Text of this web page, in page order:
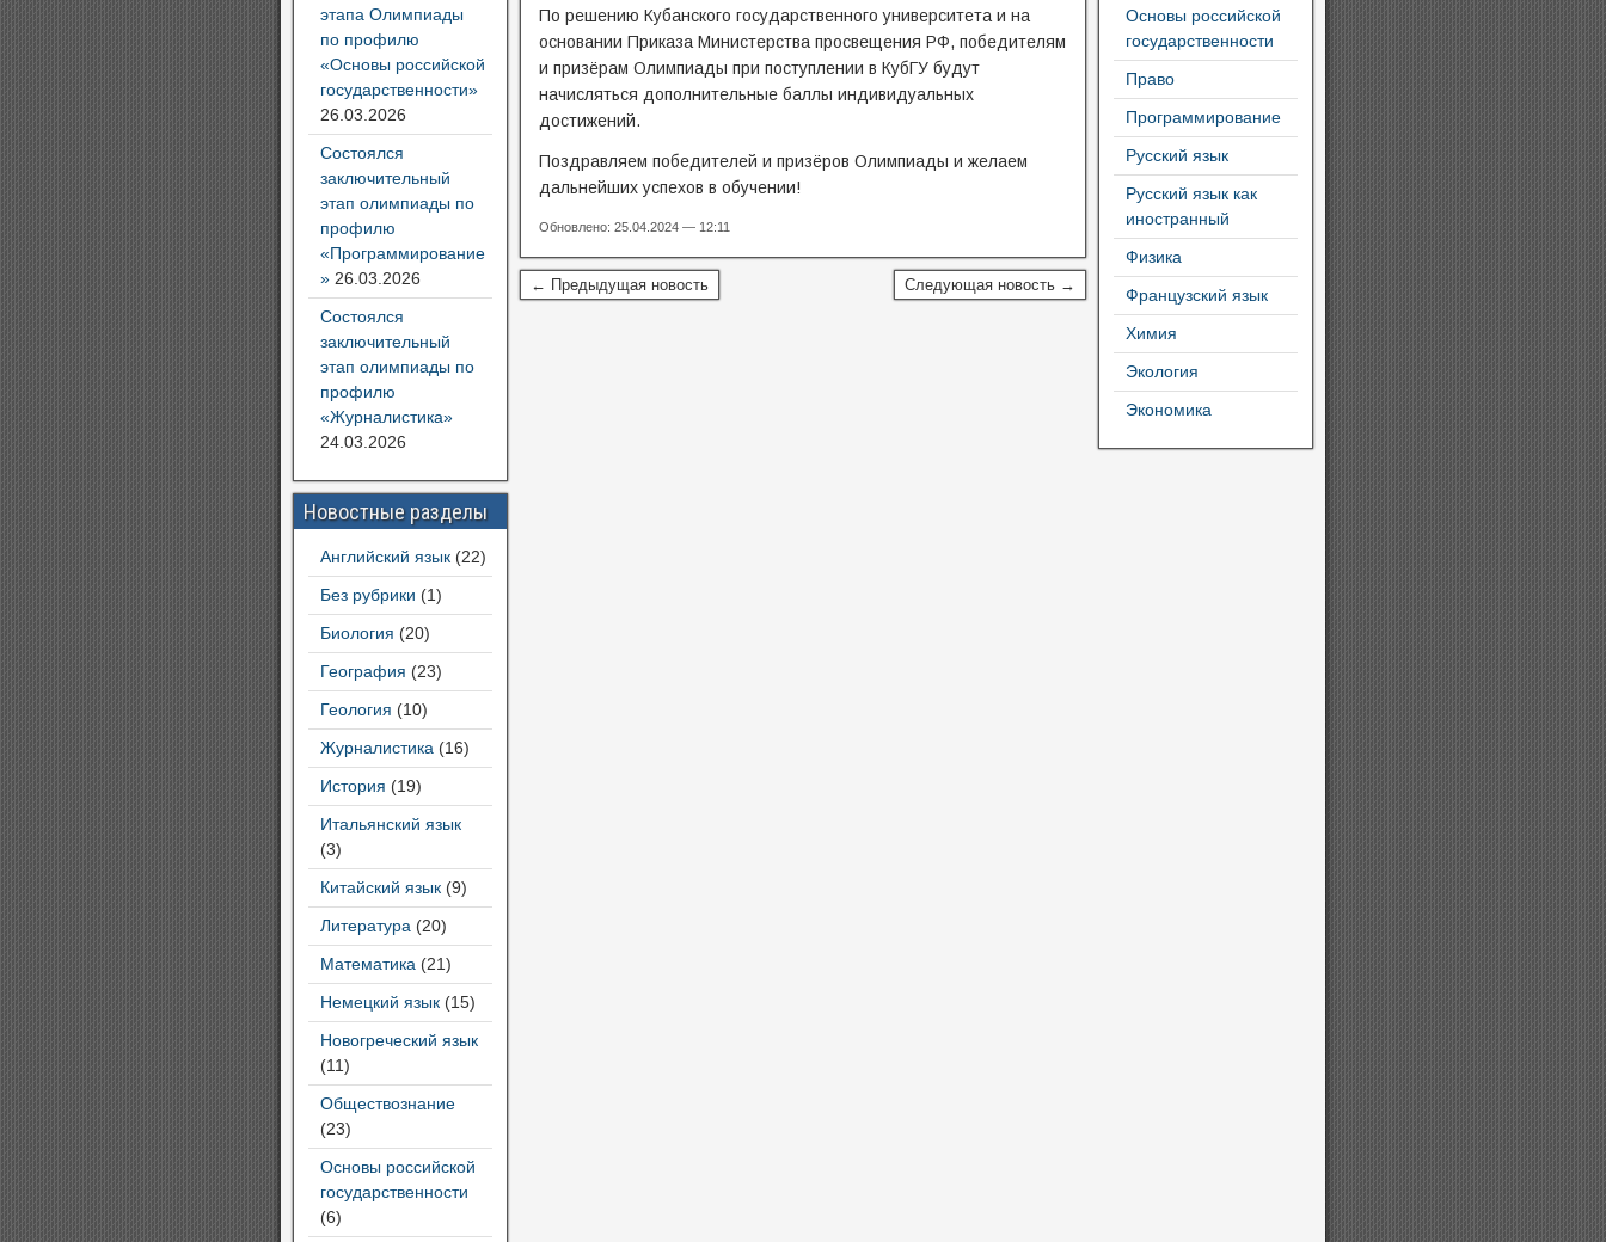
По решению Кубанского государственного университета и на
основании Приказа Министерства просвещения РФ, победителям
и призёрам Олимпиады при поступлении в КубГУ будут
начисляться дополнительные баллы индивидуальных
достижений.
Поздравляем победителей и призёров Олимпиады и желаем
дальнейших успехов в обучении!
Обновлено: 25.04.2024 — 12:11
← Предыдущая новость Следующая новость →
этапа Олимпиады
по профилю
«Основы российской
государственности»
26.03.2026
Состоялся
заключительный
этап олимпиады по
профилю
«Программирование
» 26.03.2026
Состоялся
заключительный
этап олимпиады по
профилю
«Журналистика»
24.03.2026
Новостные разделы
Английский язык (22)
Без рубрики (1)
Биология (20)
География (23)
Геология (10)
Журналистика (16)
История (19)
Итальянский язык
(3)
Китайский язык (9)
Литература (20)
Математика (21)
Немецкий язык (15)
Новогреческий язык
(11)
Обществознание
(23)
Основы российской
государственности
(6)
Основы российской
государственности
Право
Программирование
Русский язык
Русский язык как
иностранный
Физика
Французский язык
Химия
Экология
Экономика